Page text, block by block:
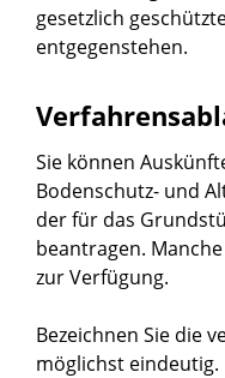
gesetzlich
entgegenstehen.
Sie können
Bodenschutz- und
der für das
beantragen.
zur Verfügung.
Bezeichnen Sie die
möglichst eindeutig.